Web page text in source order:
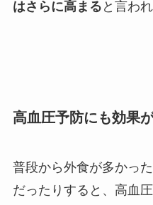
はさらに高まる と言わ
高血圧予防にも効果
普段から外食が多かっ
だったりすると、高血